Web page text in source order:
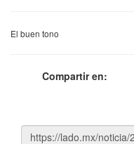
El buen tono
Compartir en: